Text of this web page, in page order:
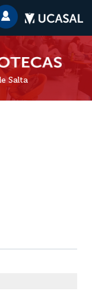
Salta